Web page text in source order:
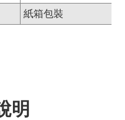
紙箱包裝
明